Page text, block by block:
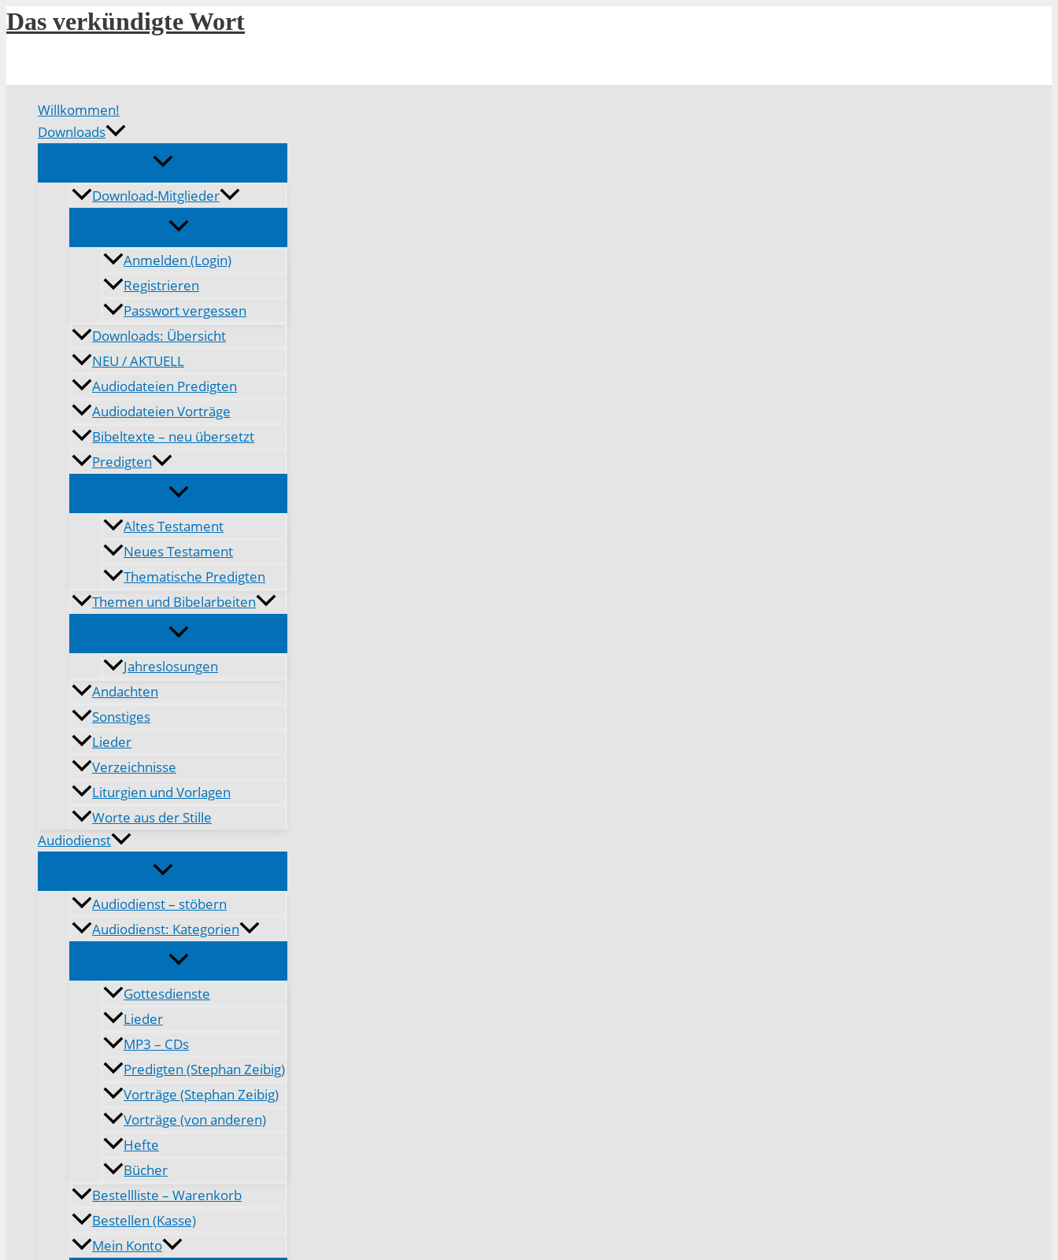
Zum
Inhalt
Das verkündigte Wort
Willkommen!
Downloads
Download-Mitglieder
Anmelden (Login)
Registrieren
Passwort vergessen
Downloads: Übersicht
NEU / AKTUELL
Audiodateien Predigten
Audiodateien Vorträge
Bibeltexte – neu übersetzt
Predigten
Altes Testament
Neues Testament
Thematische Predigten
Themen und Bibelarbeiten
Jahreslosungen
Andachten
Sonstiges
Lieder
Verzeichnisse
Liturgien und Vorlagen
Worte aus der Stille
Audiodienst
Audiodienst – stöbern
Audiodienst: Kategorien
Gottesdienste
Lieder
MP3 – CDs
Predigten (Stephan Zeibig)
Vorträge (Stephan Zeibig)
Vorträge (von anderen)
Hefte
Bücher
Bestellliste – Warenkorb
Bestellen (Kasse)
Mein Konto